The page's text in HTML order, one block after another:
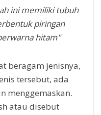
ini memiliki tubuh
piringan
hitam"
beragam jenisnya,
tersebut, ada
menggemaskan.
atau disebut